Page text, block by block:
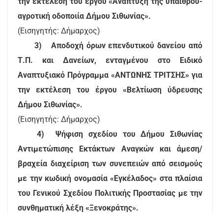
αγροτική οδοποιία Δήμου Σιθωνίας».
(Εισηγητής: Δήμαρχος)
3)
Αποδοχή όρων επενδυτικού δανείου από
Τ.Π. και Δανείων, ενταγμένου στο Ειδικό
Αναπτυξιακό Πρόγραμμα «ΑΝΤΩΝΗΣ ΤΡΙΤΣΗΣ» για
την εκτέλεση του έργου «Βελτίωση ύδρευσης
Δήμου Σιθωνίας».
(Εισηγητής: Δήμαρχος)
4)
Ψήφιση σχεδίου του Δήμου Σιθωνίας
Αντιμετώπισης Εκτάκτων Αναγκών και άμεση/
βραχεία διαχείριση των συνεπειών από σεισμούς
με την κωδική ονομασία «Εγκέλαδος» στα πλαίσια
του Γενικού Σχεδίου Πολιτικής Προστασίας με την
συνθηματική λέξη «Ξενοκράτης».